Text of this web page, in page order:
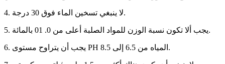
4. لا ينبغي تسخين الماء فوق 30 درجة.
5. يجب ألا تكون نسبة الوزن للمواد الصلبة أعلى من 0. 01 بالمائة.
6. يجب أن يتراوح مستوى PH المياه من 6.5 إلى 8.5.